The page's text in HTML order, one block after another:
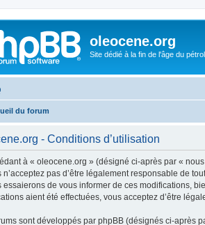
oleocene.org
Site dédié à la fin de l'âge du
du forum
- Conditions d’utilisation
à « oleocene.org » (désigné ci-après par «
n’acceptez pas d’être légalement responsable de
essaierons de vous informer de ces modifications,
aient été effectuées, vous acceptez d’être
sont développés par phpBB (désignés ci-après